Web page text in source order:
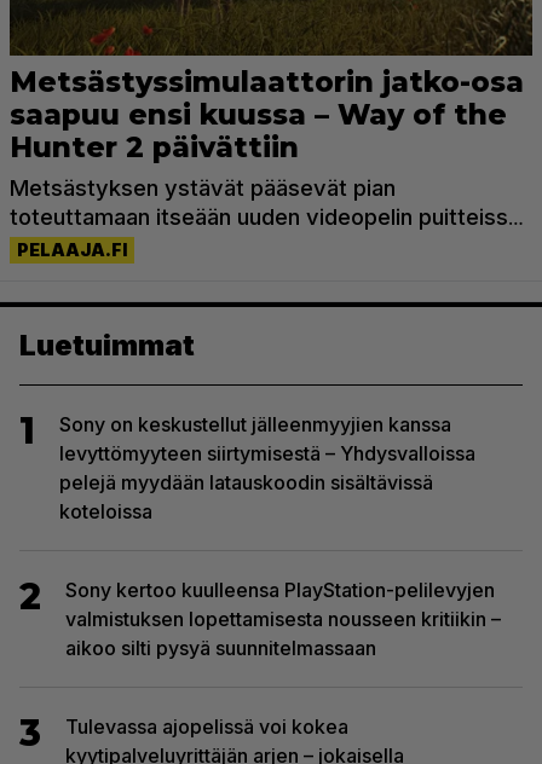
Luetuimmat
1
Sony on keskustellut jälleenmyyjien kanssa
levyttömyyteen siirtymisestä – Yhdysvalloissa
pelejä myydään latauskoodin sisältävissä
koteloissa
2
Sony kertoo kuulleensa PlayStation-pelilevyjen
valmistuksen lopettamisesta nousseen kritiikin –
aikoo silti pysyä suunnitelmassaan
3
Tulevassa ajopelissä voi kokea
kyytipalveluyrittäjän arjen – jokaisella